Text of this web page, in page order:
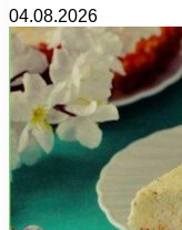
04.08.2026